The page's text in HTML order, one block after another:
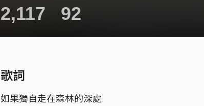
2,117 92
歌詞
如果獨自走在森林的深處